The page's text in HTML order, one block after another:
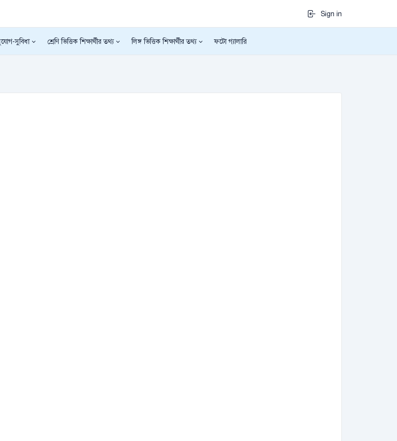
Sign in
সুবিধা শ্রেণি ভিত্তিক শিক্ষার্থীর তথ্য লিঙ্গ ভিত্তিক শিক্ষার্থীর তথ্য ফটো গ্যালারি